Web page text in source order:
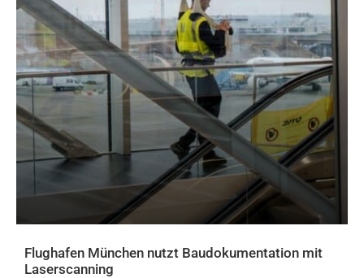
Flughafen München nutzt Baudokumentation mit
Laserscanning